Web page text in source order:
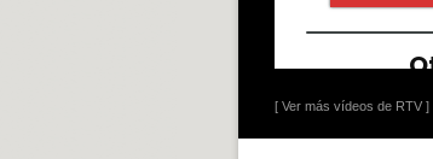
[ Ver más vídeos de RTV ]